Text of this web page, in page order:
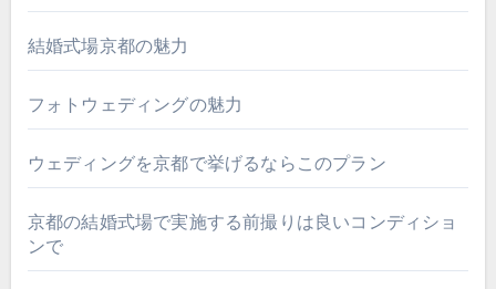
結婚式場京都の魅力
フォトウェディングの魅力
ウェディングを京都で挙げるならこのプラン
京都の結婚式場で実施する前撮りは良いコンディショ
ンで